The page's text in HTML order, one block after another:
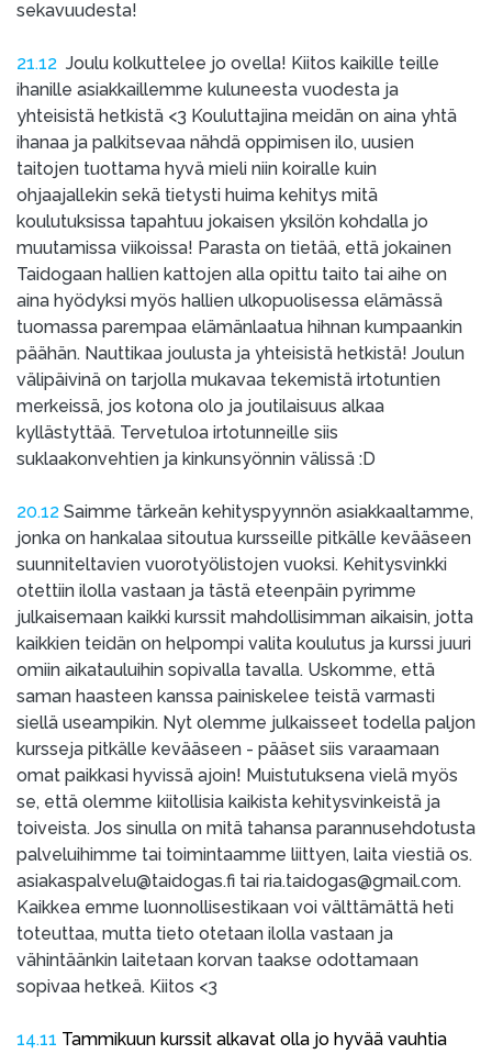
sekavuudesta!
21.12 Joulu kolkuttelee jo ovella! Kiitos kaikille teille
ihanille asiakkaillemme kuluneesta vuodesta ja
yhteisistä hetkistä <3 Kouluttajina meidän on aina yhtä
ihanaa ja palkitsevaa nähdä oppimisen ilo, uusien
taitojen tuottama hyvä mieli niin koiralle kuin
ohjaajallekin sekä tietysti huima kehitys mitä
koulutuksissa tapahtuu jokaisen yksilön kohdalla jo
muutamissa viikoissa! Parasta on tietää, että jokainen
Taidogaan hallien kattojen alla opittu taito tai aihe on
aina hyödyksi myös hallien ulkopuolisessa elämässä
tuomassa parempaa elämänlaatua hihnan kumpaankin
päähän. Nauttikaa joulusta ja yhteisistä hetkistä! Joulun
välipäivinä on tarjolla mukavaa tekemistä irtotuntien
merkeissä, jos kotona olo ja joutilaisuus alkaa
kyllästyttää. Tervetuloa irtotunneille siis
suklaakonvehtien ja kinkunsyönnin välissä :D
20.12 Saimme tärkeän kehityspyynnön asiakkaaltamme,
jonka on hankalaa sitoutua kursseille pitkälle kevääseen
suunniteltavien vuorotyölistojen vuoksi. Kehitysvinkki
otettiin ilolla vastaan ja tästä eteenpäin pyrimme
julkaisemaan kaikki kurssit mahdollisimman aikaisin, jotta
kaikkien teidän on helpompi valita koulutus ja kurssi juuri
omiin aikatauluihin sopivalla tavalla. Uskomme, että
saman haasteen kanssa painiskelee teistä varmasti
siellä useampikin. Nyt olemme julkaisseet todella paljon
kursseja pitkälle kevääseen - pääset siis varaamaan
omat paikkasi hyvissä ajoin! Muistutuksena vielä myös
se, että olemme kiitollisia kaikista kehitysvinkeistä ja
toiveista. Jos sinulla on mitä tahansa parannusehdotusta
palveluihimme tai toimintaamme liittyen, laita viestiä os.
asiakaspalvelu@taidogas.fi tai ria.taidogas@gmail.com.
Kaikkea emme luonnollisestikaan voi välttämättä heti
toteuttaa, mutta tieto otetaan ilolla vastaan ja
vähintäänkin laitetaan korvan taakse odottamaan
sopivaa hetkeä. Kiitos <3
14.11 Tammikuun kurssit alkavat olla jo hyvää vauhtia